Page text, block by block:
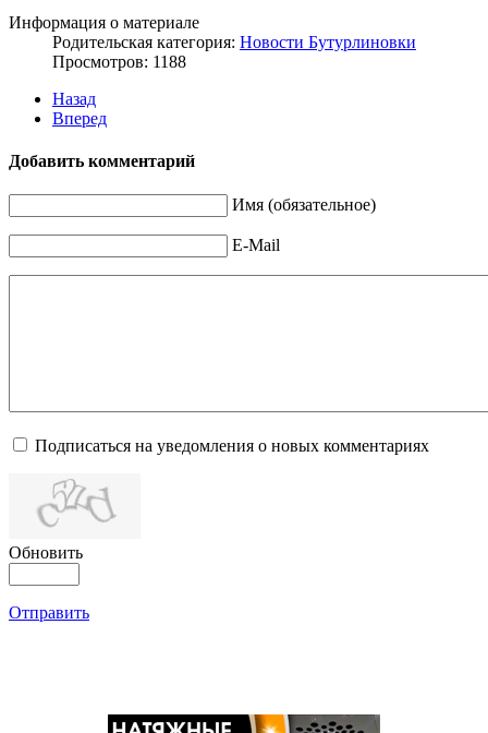
Информация о материале
Родительская категория: Новости Бутурлиновки
Просмотров: 1188
Назад
Вперед
Добавить комментарий
Имя (обязательное)
E-Mail
Подписаться на уведомления о новых комментариях
Обновить
Отправить